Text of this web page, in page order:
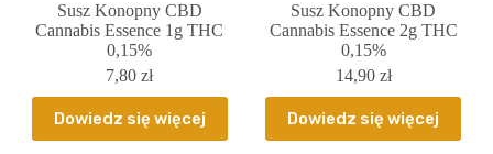
Susz Konopny CBD
Cannabis Essence 1g THC
0,15%
7,80zł
Dowiedz się więcej
Susz Konopny CBD
Cannabis Essence 2g THC
0,15%
14,90 zł
Dowiedz się więcej